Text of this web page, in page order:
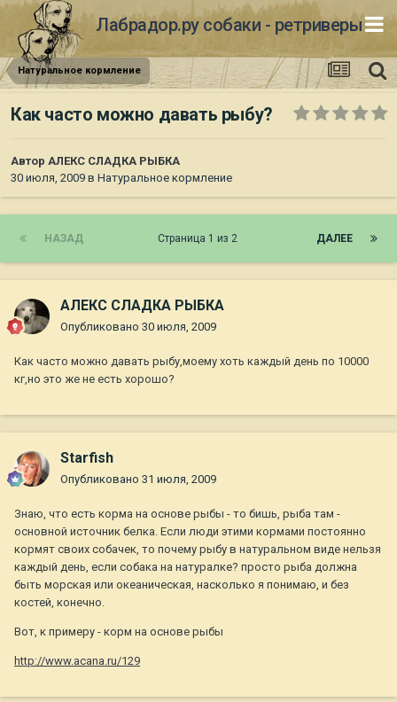
Лабрадор.ру собаки - ретриверы
Натуральное кормление
Как часто можно давать рыбу?
Автор АЛЕКС СЛАДКА РЫБКА
30 июля, 2009 в Натуральное кормление
НАЗАД ДАЛЕЕ
Страница 1 из 2
АЛЕКС СЛАДКА РЫБКА
Опубликовано 30 июля, 2009
Как часто можно давать рыбу,моему хоть каждый день по 10000
кг,но это же не есть хорошо?
Starfish
Опубликовано 31 июля, 2009
Знаю, что есть корма на основе рыбы - то бишь, рыба там -
основной источник белка. Если люди этими кормами постоянно
кормят своих собачек, то почему рыбу в натуральном виде нельзя
каждый день, если собака на натуралке? просто рыба должна
быть морская или океаническая, насколько я понимаю, и без
костей, конечно.
Вот, к примеру - корм на основе рыбы
http://www.acana.ru/129